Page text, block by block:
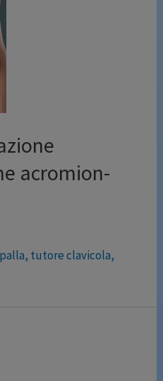
completamente
tessuto accoppiato
lo scambio d’aria
acromion-
, tutore clavicola,
e l’omero verso
e clavicola. Spallina
con imbottitura in